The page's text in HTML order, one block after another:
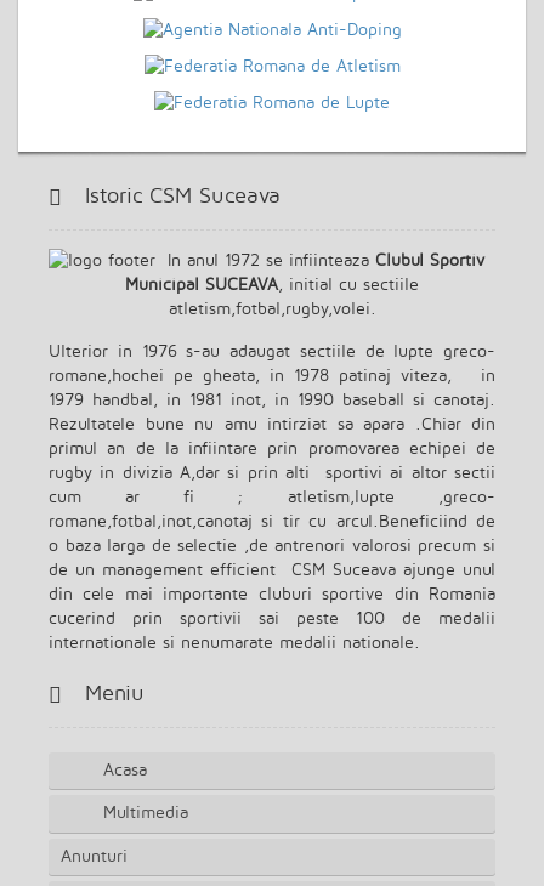
Istoric CSM Suceava
In anul 1972 se infiinteaza Clubul Sportiv
Municipal SUCEAVA , initial cu sectiile
atletism,fotbal,rugby,volei.
Ulterior in 1976 s-au adaugat sectiile de lupte greco-
romane,hochei pe gheata, in 1978 patinaj viteza, in
1979 handbal, in 1981 inot, in 1990 baseball si canotaj.
Rezultatele bune nu amu intirziat sa apara .Chiar din
primul an de la infiintare prin promovarea echipei de
rugby in divizia A,dar si prin alti sportivi ai altor sectii
cum ar fi ; atletism,lupte ,greco-
romane,fotbal,inot,canotaj si tir cu arcul.Beneficiind de
o baza larga de selectie ,de antrenori valorosi precum si
de un management efficient CSM Suceava ajunge unul
din cele mai importante cluburi sportive din Romania
cucerind prin sportivii sai peste 100 de medalii
internationale si nenumarate medalii nationale.
Meniu
Acasa
Multimedia
Anunturi